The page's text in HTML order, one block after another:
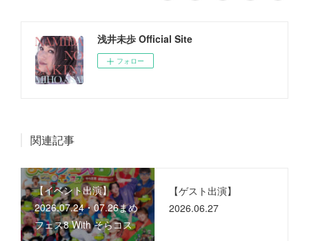
浅井未歩 Official Site
フォロー
関連記事
【イベント出演】
2026.07.24・07.26まめ
フェス8 With そらコス
【ゲスト出演】
2026.06.27